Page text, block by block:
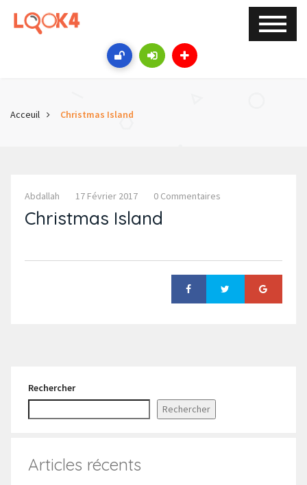
Acceuil Christmas Island
Abdallah 17 Février 2017 0 Commentaires
Christmas Island
Rechercher
Rechercher
Articles récents